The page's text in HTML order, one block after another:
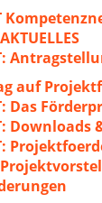
auf
Das